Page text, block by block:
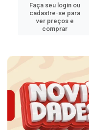
Faça seu login ou
cadastre-se para
ver preços e
comprar